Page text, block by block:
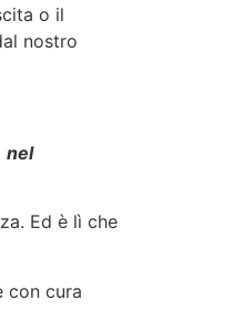
o il
nostro
nel
Ed è lì che
con cura